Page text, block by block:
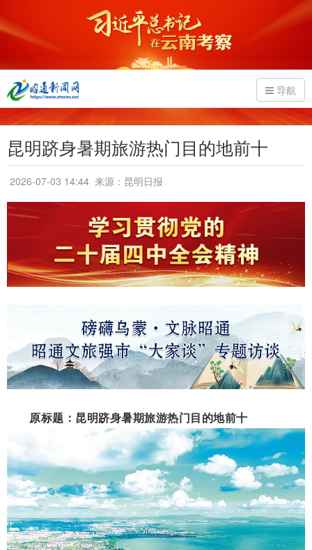
导航
昆明跻身暑期旅游热门目的地前十
2026-07-03 14:44 来源：昆明日报
原标题：昆明跻身暑期旅游热门目的地前十